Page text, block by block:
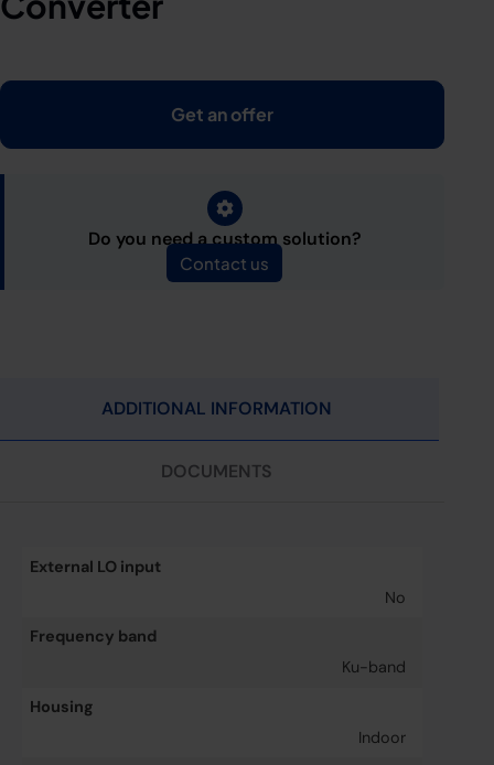
Get an offer
Contact us
Do you need a custom solution?
ADDITIONAL INFORMATION
DOCUMENTS
External LO input
No
Frequency band
Ku-band
Housing
Indoor